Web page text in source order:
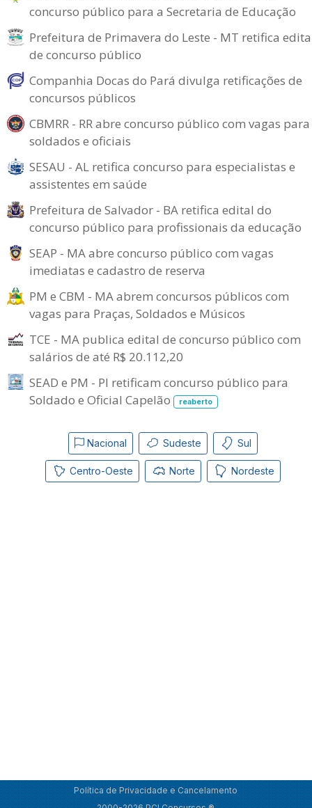
concurso público para a Secretaria de Educação
Prefeitura de Primavera do Leste - MT retifica
de concurso público
Companhia Docas do Pará divulga retificações de
concursos públicos
CBMRR - RR abre concurso público com vagas para
soldados e oficiais
SESAU - AL retifica concurso para especialistas e
assistentes em saúde
Prefeitura de Salvador - BA retifica edital do
concurso público para profissionais da educação
SEAP - MA abre concurso público com vagas
imediatas e cadastro de reserva
PM e CBM - MA abrem concursos públicos com
vagas para Praças, Soldados e Músicos
TCE - MA publica edital de concurso público com
salários de até R$ 20.112,20
SEAD e PM - PI retificam concurso público para
Soldado e Oficial Capelão
reaberto
Nacional Sudeste Sul
Centro-Oeste Norte Nordeste
Política de Privacidade e Cancelamento